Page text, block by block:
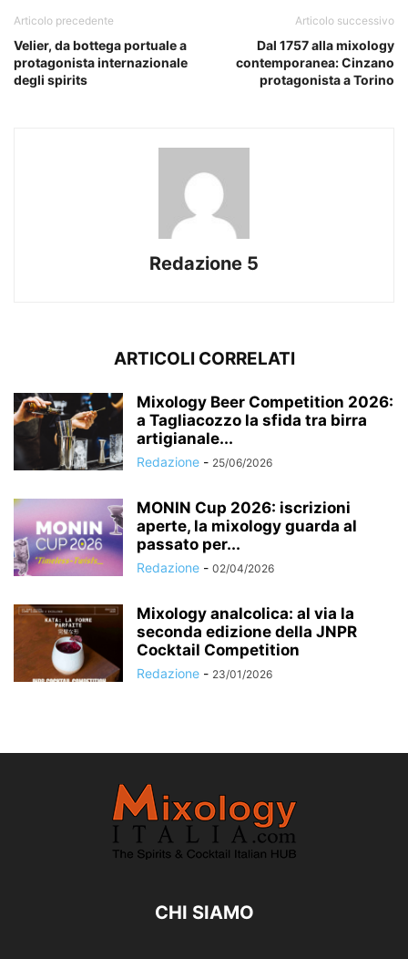
Articolo precedente
Velier, da bottega portuale a
protagonista internazionale
degli spirits
Articolo successivo
Dal 1757 alla mixology
contemporanea: Cinzano
protagonista a Torino
Redazione 5
ARTICOLI CORRELATI
Mixology Beer Competition 2026:
a Tagliacozzo la sfida tra birra
artigianale...
Redazione - 25/06/2026
MONIN Cup 2026: iscrizioni
aperte, la mixology guarda al
passato per...
Redazione - 02/04/2026
Mixology analcolica: al via la
seconda edizione della JNPR
Cocktail Competition
Redazione - 23/01/2026
CHI SIAMO